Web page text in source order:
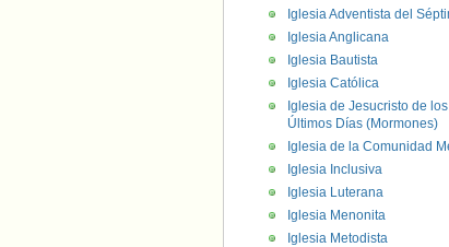
Iglesia Adventista del
Iglesia Anglicana
Iglesia Bautista
Iglesia Católica
Iglesia de Jesucristo de
Últimos Días (Mormones)
Iglesia de la Comunidad
Iglesia Inclusiva
Iglesia Luterana
Iglesia Menonita
Iglesia Metodista